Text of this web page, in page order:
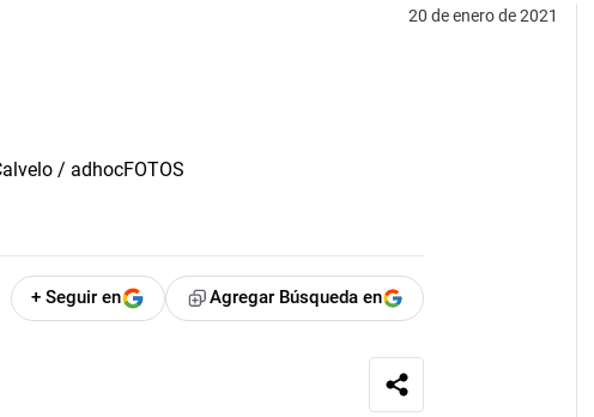
20 de enero de 2021
+ Seguir en Agregar Búsqueda en